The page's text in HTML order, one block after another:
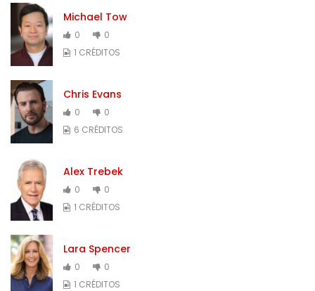
Michael Tow
0
0
1 CRÉDITOS
Chris Evans
0
0
6 CRÉDITOS
Alex Trebek
0
0
1 CRÉDITOS
Lara Spencer
0
0
1 CRÉDITOS